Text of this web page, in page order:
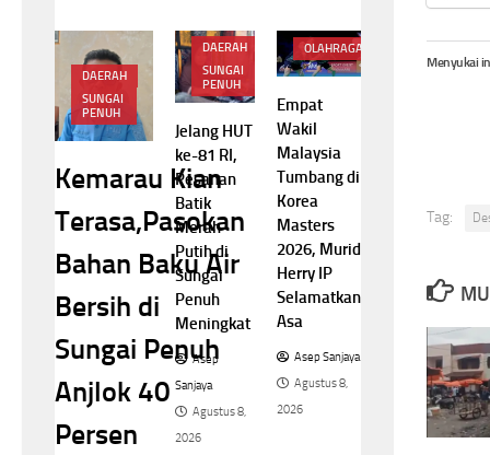
Menyukai
Tag:
DAERAH
SUNGAI
PENUH
Kemarau Kian
Terasa,Pasokan
Bahan Baku Air
Bersih di
Sungai Penuh
Anjlok 40
Persen
DAERAH
SUNGAI
PENUH
Jelang HUT
ke-81 RI,
Pesanan
Batik
Merah
Putih di
Sungai
Penuh
Meningkat
Asep
Sanjaya
Agustus 8,
2026
OLAHRAGA
Empat
Wakil
Malaysia
Tumbang di
Korea
Masters
2026, Murid
Herry IP
Selamatkan
Asa
Asep Sanjaya
Agustus 8,
2026